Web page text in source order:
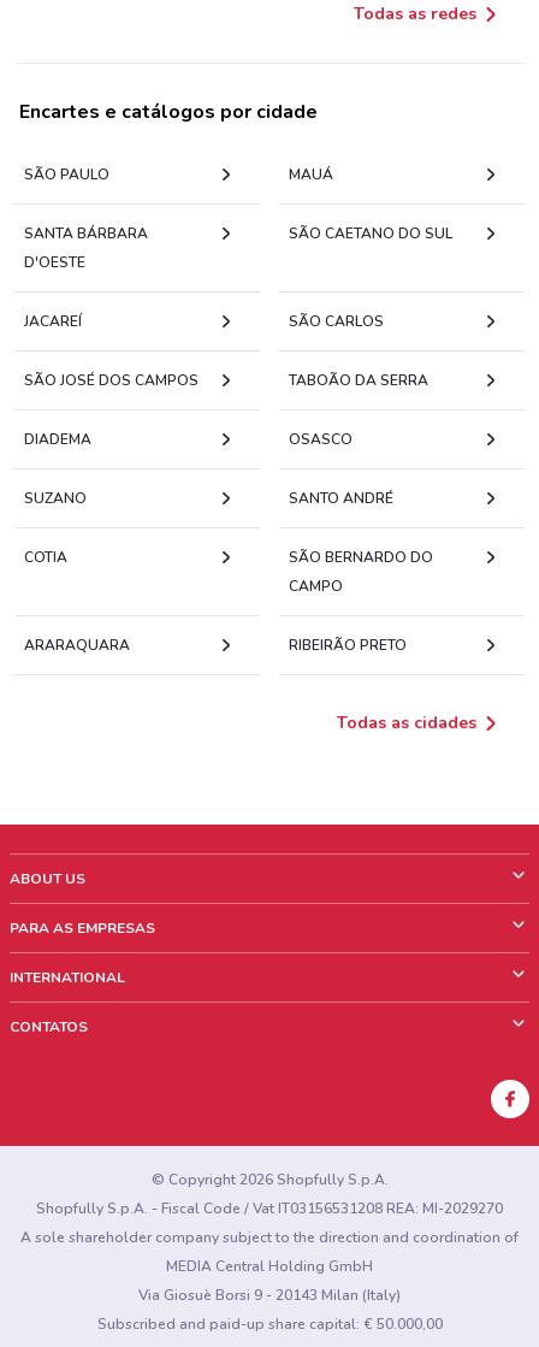
Todas as redes
Encartes e catálogos por cidade
SÃO PAULO MAUÁ
SANTA BÁRBARA
D'OESTE
SÃO CAETANO DO SUL
JACAREÍ SÃO CARLOS
SÃO JOSÉ DOS CAMPOS TABOÃO DA SERRA
DIADEMA OSASCO
SUZANO SANTO ANDRÉ
COTIA
SÃO BERNARDO DO
CAMPO
ARARAQUARA RIBEIRÃO PRETO
Todas as cidades
ABOUT US
Quem Somos
Trabalhe conosco
PARA AS EMPRESAS
Informações comerciais
INTERNATIONAL
CONTATOS
Encontrou algum problema no site ou no aplicativo?
© Copyright 2026 Shopfully S.p.A.
Shopfully S.p.A. - Fiscal Code / Vat IT03156531208 REA: MI-2029270
A sole shareholder company subject to the direction and coordination of
MEDIA Central Holding GmbH
Via Giosuè Borsi 9 - 20143 Milan (Italy)
Subscribed and paid-up share capital: € 50.000,00